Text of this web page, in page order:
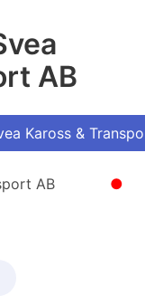
AB
Kaross &
●
AB